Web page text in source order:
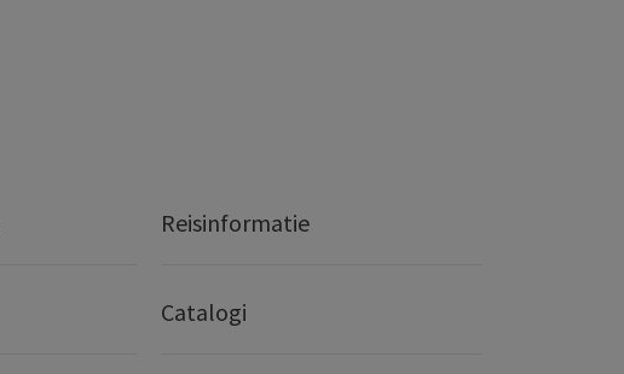
Reisinformatie
Catalogi